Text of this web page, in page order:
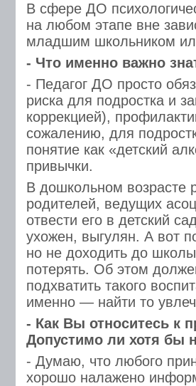
В сфере ДО
на любом этапе вне
младшим школьником
- Что именно важно
- Педагог ДО просто
риска для подростка и
коррекцией),
сожалению, для
понятие как «детский
привычки.
В дошкольном возрасте
родителей, ведущих
отвести его в детский
ухожен, выгулян. А вот
но не доходить до
потерять. Об этом
подхватить такого
именно — найти то
- Как Вы относитесь к
Допустимо ли хотя бы
- Думаю, что любого
хорошо налажено